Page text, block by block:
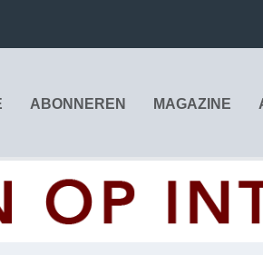
ABONNEREN MAGAZINE